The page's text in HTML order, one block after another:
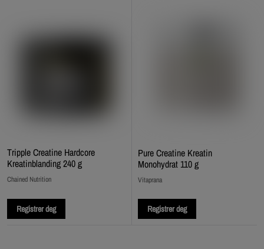
Tripple Creatine Hardcore
Kreatinblanding 240 g
Chained Nutrition
Registrer deg
Pure Creatine Kreatin
Monohydrat 110 g
Vitaprana
Registrer deg